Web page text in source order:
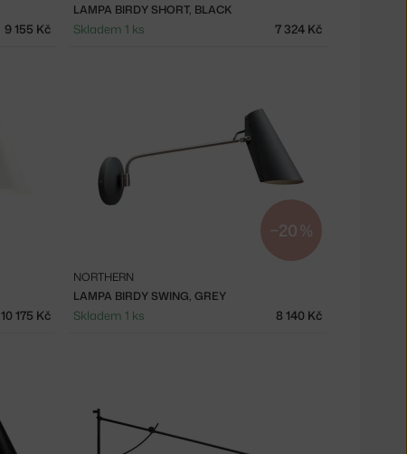
9 155 Kč
LAMPA BIRDY SHORT, BLACK
Skladem 1 ks 7 324 Kč
10 175 Kč
−20 %
LAMPA BIRDY SWING, GREY
NORTHERN
Skladem 1 ks 8 140 Kč